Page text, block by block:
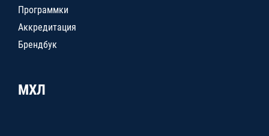
Программки
Аккредитация
Брендбук
МХЛ